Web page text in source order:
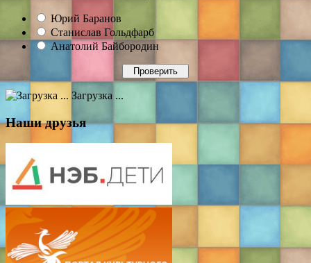
Юрий Баранов
Станислав Гольдфарб
Анатолий Байбородин
Загрузка ...
Наши друзья